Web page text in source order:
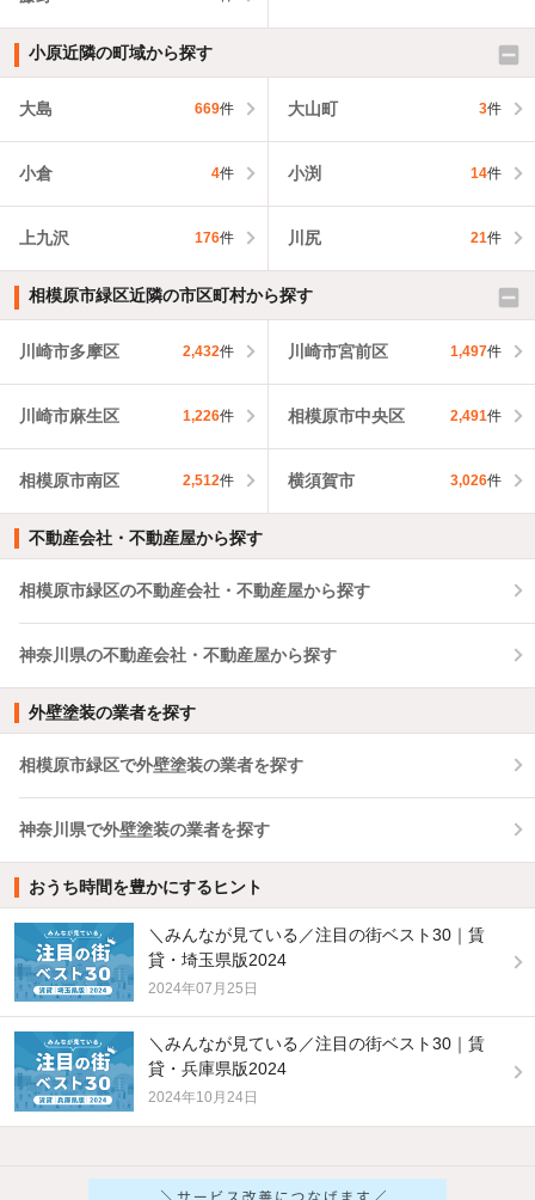
小原近隣の町域から探す
大島 669件 大山町 3件
小倉 4件 小渕 14件
上九沢 176件 川尻 21件
相模原市緑区近隣の市区町村から探す
川崎市多摩区 2,432件 川崎市宮前区 1,497件
川崎市麻生区 1,226件 相模原市中央区 2,491件
相模原市南区 2,512件 横須賀市 3,026件
不動産会社・不動産屋から探す
相模原市緑区の不動産会社・不動産屋から探す
神奈川県の不動産会社・不動産屋から探す
外壁塗装の業者を探す
相模原市緑区で外壁塗装の業者を探す
神奈川県で外壁塗装の業者を探す
おうち時間を豊かにするヒント
＼みんなが見ている／注目の街ベスト30｜賃
貸・埼玉県版2024
2024年07月25日
＼みんなが見ている／注目の街ベスト30｜賃
貸・兵庫県版2024
2024年10月24日
他の人はこんな条件で絞り込んでいます！